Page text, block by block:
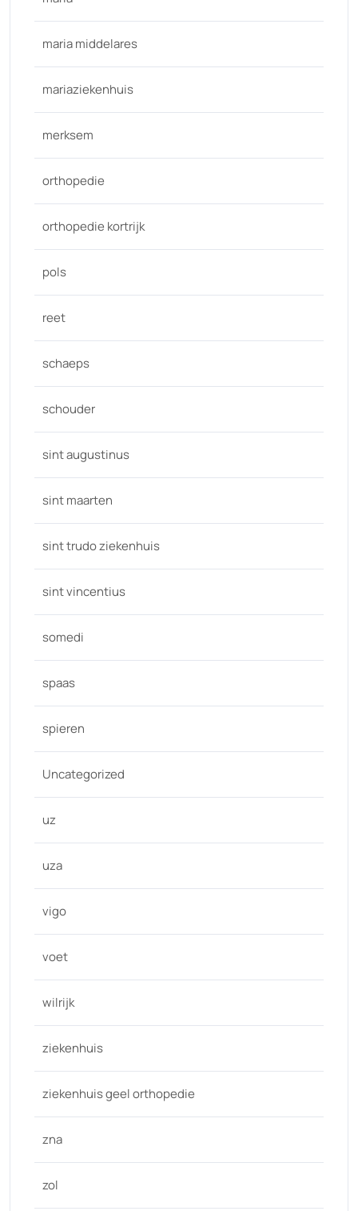
maria middelares
mariaziekenhuis
merksem
orthopedie
orthopedie kortrijk
pols
reet
schaeps
schouder
sint augustinus
sint maarten
sint trudo ziekenhuis
sint vincentius
somedi
spaas
spieren
Uncategorized
uz
uza
vigo
voet
wilrijk
ziekenhuis
ziekenhuis geel orthopedie
zna
zol